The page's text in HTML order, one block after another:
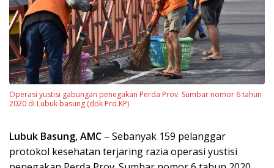
Operasi yustisi gabungan penegakan Perda Prov. Sumbar nomor 6 tahun
2020 di Lubuk basung (dok Pro.KP)
Lubuk Basung, AMC – Sebanyak 159 pelanggar
protokol kesehatan terjaring razia operasi yustisi